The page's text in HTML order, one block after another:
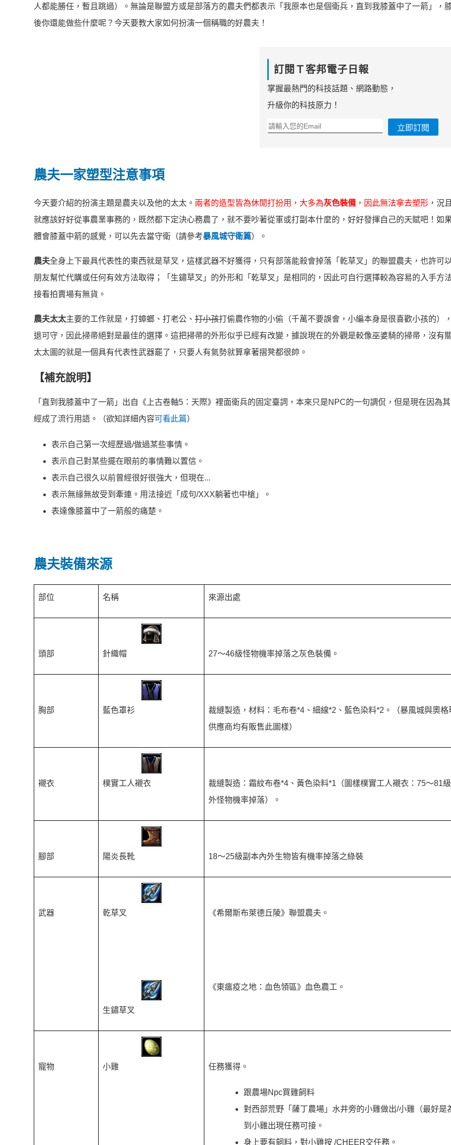
人都能勝任，暫且跳過）。無論是聯盟方或是部落方的農夫們都表示「我原本也是個衛兵，直到我膝蓋中了一箭」，
後你還能做些什麼呢？今天要教大家如何扮演一個稱職的好農夫！
訂閱Ｔ客邦電子日報
掌握最熱門的科技話題、網路動態，
升級你的科技原力！
立即訂閱
農夫一家塑型注意事項
今天要介紹的扮演主題是農夫以及他的太太。 兩者的造型皆為休閒打扮用，大多為灰色裝備 ，因此無法拿去塑形 ，況
就應該好好從事農業事務的，既然都下定決心務農了，就不要吵著從軍或打副本什麼的，好好發揮自己的天賦吧！如
體會膝蓋中箭的感覺，可以先去當守衛（請參考暴風城守衛篇）。
農夫全身上下最具代表性的東西就是草叉，這樣武器不好獲得，只有部落能殺會掉落「乾草叉」的聯盟農夫，也許可
朋友幫忙代購或任何有效方法取得；「生鏽草叉」的外形和「乾草叉」是相同的，因此可自行選擇較為容易的入手方
接看拍賣場有無貨。
農夫太太主要的工作就是，打蟑螂、打老公、 打小孩打偷農作物的小偷（千萬不要誤會，小編本身是很喜歡小孩的）
退可守，因此掃帚絕對是最佳的選擇。這把掃帚的外形似乎已經有改變，據說現在的外觀是較像巫婆騎的掃帚，沒有
太太圖的就是一個具有代表性武器罷了，只要人有氣勢就算拿著摺凳都很帥。
【補充說明】
「直到我膝蓋中了一箭」出自《上古卷軸5：天際》裡面衛兵的固定臺詞，本來只是NPC的一句調侃，但是現在因為
經成了流行用語。（欲知詳細內容可看此篇）
表示自己第一次經歷過/做過某些事情。
表示自己對某些擺在眼前的事情難以置信。
表示自己很久以前曾經很好很強大，但現在...
表示無緣無故受到牽連。用法接近「成句/XXX躺著也中槍」。
表達像膝蓋中了一箭般的痛楚。
農夫裝備來源
部位 名稱 來源出處
頭部 針織帽 27～46級怪物機率掉落之灰色裝備。
胸部 藍色罩衫
裁縫製造，材料：毛布卷*4、細線*2、藍色染料*2。（暴風城與奧格
供應商均有販售此圖樣）
襯衣 樸實工人襯衣
裁縫製造：霜紋布卷*4、黃色染料*1（圖樣樸實工人襯衣：75～81
外怪物機率掉落）。
腳部 陽炎長靴 18～25級副本內外生物皆有機率掉落之綠裝
武器 乾草叉
生鏽草叉
《希爾斯布萊德丘陵》聯盟農夫。
《東瘟疫之地：血色領區》血色農工。
寵物 小雞 任務獲得。
跟農場Npc買雞飼料
對西部荒野「薩丁農場」水井旁的小雞做出/小雞（最好是
到小雞出現任務可接。
身上要有飼料，對小雞按 /CHEER交任務。